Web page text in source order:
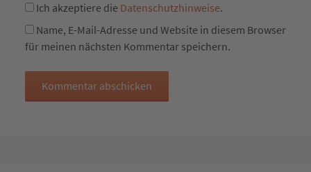
Ich akzeptiere die Datenschutzhinweise.
Name, E-Mail-Adresse und Website in diesem Browser
für meinen nächsten Kommentar speichern.